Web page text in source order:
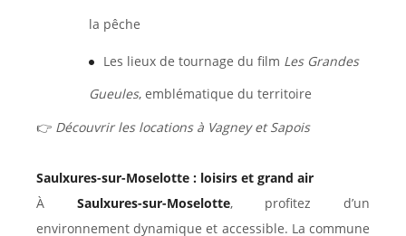
la pêche
Les lieux de tournage du film Les Grandes
Gueules, emblématique du territoire
👉 Découvrir les locations à Vagney et Sapois
Saulxures-sur-Moselotte : loisirs et grand air
À Saulxures-sur-Moselotte, profitez d’un
environnement dynamique et accessible. La commune